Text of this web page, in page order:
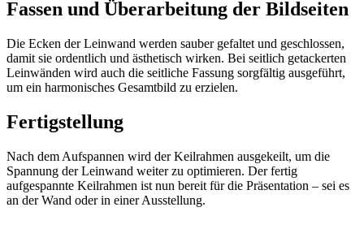
Fassen und Überarbeitung der Bildseiten
Die Ecken der Leinwand werden sauber gefaltet und geschlossen,
damit sie ordentlich und ästhetisch wirken. Bei seitlich getackerten
Leinwänden wird auch die seitliche Fassung sorgfältig ausgeführt,
um ein harmonisches Gesamtbild zu erzielen.
Fertigstellung
Nach dem Aufspannen wird der Keilrahmen ausgekeilt, um die
Spannung der Leinwand weiter zu optimieren. Der fertig
aufgespannte Keilrahmen ist nun bereit für die Präsentation – sei es
an der Wand oder in einer Ausstellung.